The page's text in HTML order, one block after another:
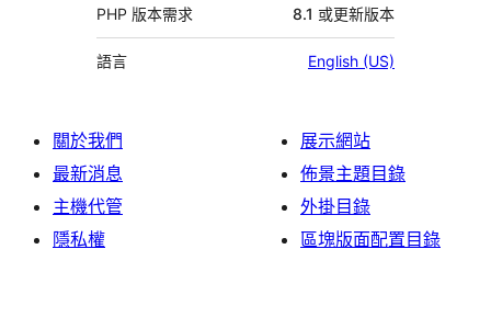
PHP 版本需求 8.1 或更新版本
語言 English (US)
關於我們
最新消息
主機代管
隱私權
展示網站
佈景主題目錄
外掛目錄
區塊版面配置目錄